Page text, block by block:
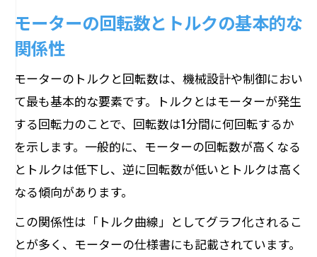
モーターの回転数とトルクの基本的な
関係性
モーターのトルクと回転数は、機械設計や制御におい
て最も基本的な要素です。トルクとはモーターが発生
する回転力のことで、回転数は1分間に何回転するか
を示します。一般的に、モーターの回転数が高くなる
とトルクは低下し、逆に回転数が低いとトルクは高く
なる傾向があります。
この関係性は「トルク曲線」としてグラフ化されるこ
とが多く、モーターの仕様書にも記載されています。